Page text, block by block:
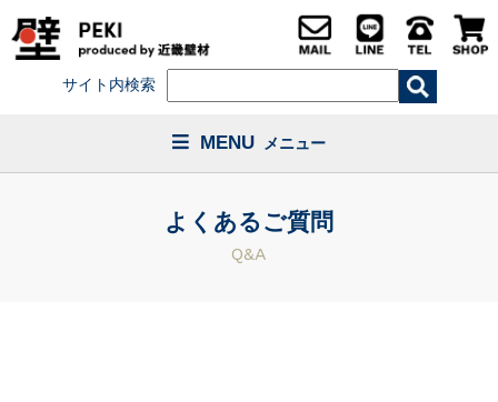
サイト内検索
MENU メニュー
よくあるご質問
Q&A